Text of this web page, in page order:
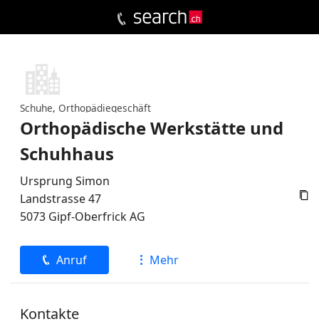
Schuhe, Orthopädiegeschäft
Orthopädische Werkstätte und
Schuhhaus
Ursprung Simon

Landstrasse 47
5073 Gipf-OberfrickAG
Anruf Mehr
Kontakte